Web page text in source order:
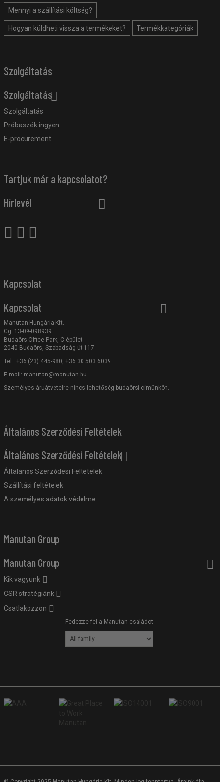
Mennyi a szállítási költség?
Hogyan küldheti vissza a termékeket? Termékkategóriák
Szolgáltatás
Szolgáltatás
Szolgáltatás
Próbaszék ingyen
E-procurement
Tartjuk már a kapcsolatot?
Hírlevél
Kapcsolat
Kapcsolat
Manutan Hungária Kft.
Cg. 13-09-098939
Budaörs Office Park, C épület
2040 Budaörs, Szabadság út 117
Tel.: +36 (23) 445-980, +36 30 503 6039
E-mail: manutan@manutan.hu
Személyes áruátvételre nincs lehetőség budaörsi címünkön.
Általános Szerződési Feltételek
Általános Szerződési Feltételek
Általános Szerződési Feltételek
Szállítási feltételek
A személyes adatok védelme
Manutan Group
Manutan Group
Kik vagyunk
CSR stratégiánk
Csatlakozzon
Fedezze fel a Manutan családot